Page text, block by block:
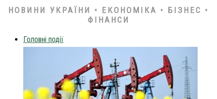
НОВИНИ УКРАЇНИ • ЕКОНОМІКА • БІЗНЕС •
ФІНАНСИ
Головні події